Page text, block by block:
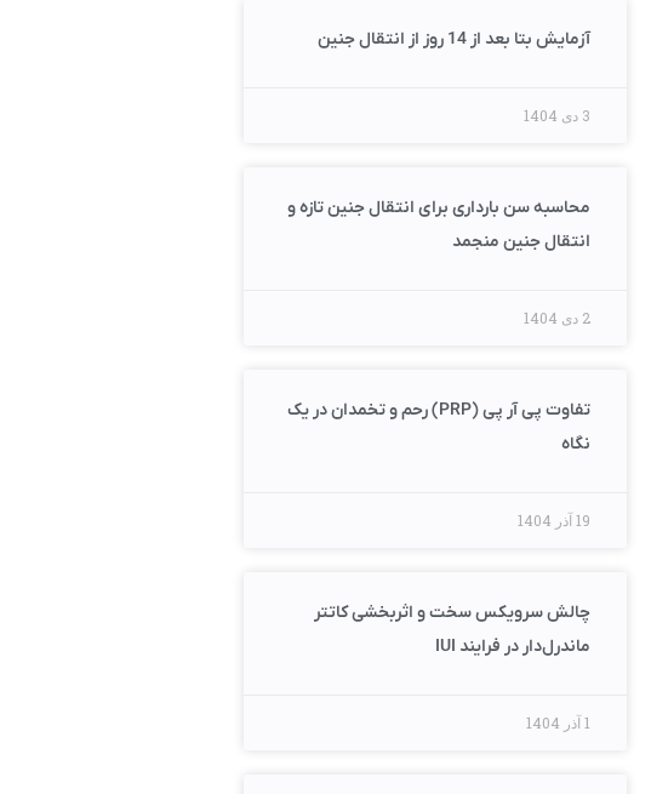
آزمایش بتا بعد از 14 روز از انتقال جنین
3 دی 1404
محاسبه سن بارداری برای انتقال جنین تازه و
انتقال جنین منجمد
2 دی 1404
تفاوت پی آر پی (PRP) رحم و تخمدان در یک
نگاه
19 آذر 1404
چالش سرویکس سخت و اثربخشی کاتتر
ماندرل‌دار در فرایند IUI
1 آذر 1404